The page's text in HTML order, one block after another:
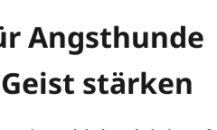
Angsthunde
stärken